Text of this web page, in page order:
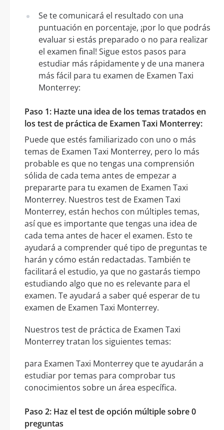
Se te comunicará el resultado con una
puntuación en porcentaje, ¡por lo que podrás
evaluar si estás preparado o no para realizar
el examen final! Sigue estos pasos para
estudiar más rápidamente y de una manera
más fácil para tu examen de Examen Taxi
Monterrey:
Paso 1: Hazte una idea de los temas tratados en
los test de práctica de Examen Taxi Monterrey:
Puede que estés familiarizado con uno o más
temas de Examen Taxi Monterrey, pero lo más
probable es que no tengas una comprensión
sólida de cada tema antes de empezar a
prepararte para tu examen de Examen Taxi
Monterrey. Nuestros test de Examen Taxi
Monterrey, están hechos con múltiples temas,
así que es importante que tengas una idea de
cada tema antes de hacer el examen. Esto te
ayudará a comprender qué tipo de preguntas te
harán y cómo están redactadas. También te
facilitará el estudio, ya que no gastarás tiempo
estudiando algo que no es relevante para el
examen. Te ayudará a saber qué esperar de tu
examen de Examen Taxi Monterrey.
Nuestros test de práctica de Examen Taxi
Monterrey tratan los siguientes temas:
para Examen Taxi Monterrey que te ayudarán a
estudiar por temas para comprobar tus
conocimientos sobre un área específica.
Paso 2: Haz el test de opción múltiple sobre 0
preguntas